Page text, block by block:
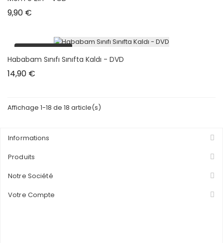
9,90 €
plus en stock
Hababam Sınıfı Sınıfta Kaldı - DVD
14,90 €
Affichage 1-18 de 18 article(s)
Informations
Produits
Notre Société
Votre Compte